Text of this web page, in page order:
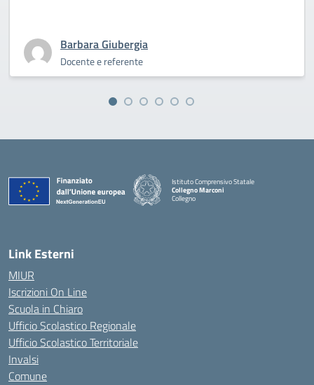
Barbara Giubergia
Docente e referente
Istituto Comprensivo Statale
Collegno Marconi
Collegno
Link Esterni
MIUR
Iscrizioni On Line
Scuola in Chiaro
Ufficio Scolastico Regionale
Ufficio Scolastico Territoriale
Invalsi
Comune